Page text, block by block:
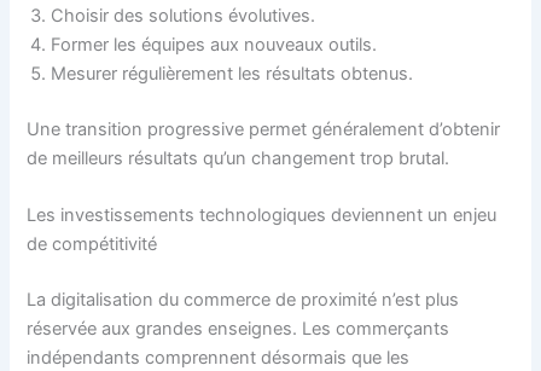
Choisir des solutions évolutives.
Former les équipes aux nouveaux outils.
Mesurer régulièrement les résultats obtenus.
Une transition progressive permet généralement d’obtenir
de meilleurs résultats qu’un changement trop brutal.
Les investissements technologiques deviennent un enjeu
de compétitivité
La digitalisation du commerce de proximité n’est plus
réservée aux grandes enseignes. Les commerçants
indépendants comprennent désormais que les